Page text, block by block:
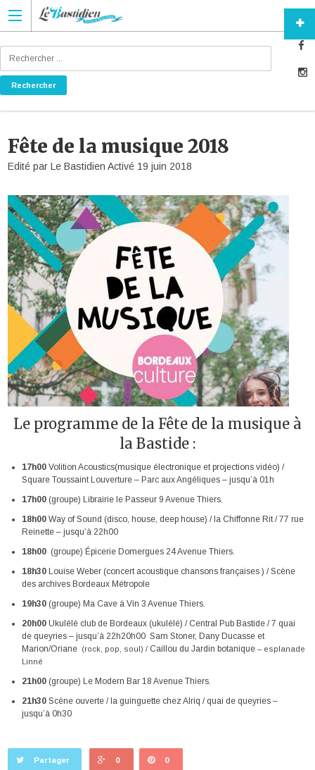
Fête de la musique 2018
Edité parLe Bastidien Activé 19 juin 2018
Le programme de la Fête de la musique à
la Bastide :
17h00Volition Acoustics(musique électronique et projections vidéo) /
Square Toussaint Louverture – Parc aux Angéliques – jusqu’à 01h
17h00 (groupe) Librairie le Passeur 9 Avenue Thiers.
18h00Way of Sound (disco, house, deep house) / la Chiffonne Rit / 77 rue
Reinette – jusqu’à 22h00
18h00 (groupe) Épicerie Domergues 24 Avenue Thiers.
18h30 Louise Weber (concert acoustique chansons françaises ) / Scène
des archives Bordeaux Métropole
19h30 (groupe) Ma Cave à Vin 3 Avenue Thiers.
20h00Ukulélé club de Bordeaux (ukulélé) / Central Pub Bastide / 7 quai
de queyries – jusqu’à 22h20h00 Sam Stoner, Dany Ducasse et
Marion/Oriane (rock, pop, soul) / Caillou du Jardin botanique – esplanade
Linné
21h00 (groupe) Le Modern Bar 18 Avenue Thiers.
21h30Scène ouverte / la guinguette chez Alriq / quai de queyries –
jusqu’à 0h30
Partager 0 0